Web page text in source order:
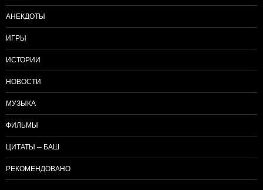
АНЕКДОТЫ
ИГРЫ
ИСТОРИИ
НОВОСТИ
МУЗЫКА
ФИЛЬМЫ
ЦИТАТЫ — БАШ
РЕКОМЕНДОВАНО